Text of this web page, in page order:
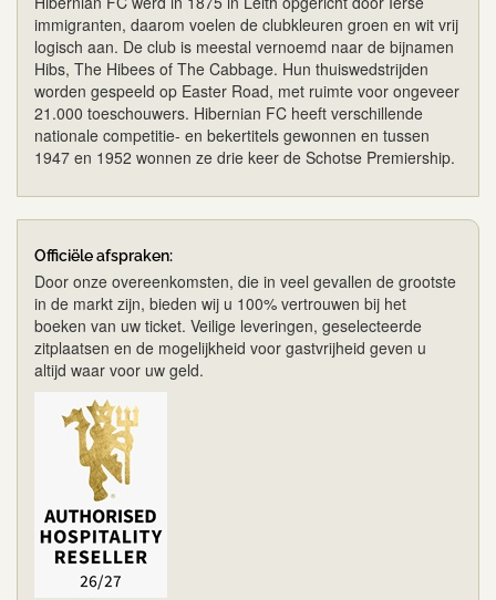
immigranten, daarom voelen de clubkleuren groen en wit vrij
logisch aan. De club is meestal vernoemd naar de bijnamen
Hibs, The Hibees of The Cabbage. Hun thuiswedstrijden
worden gespeeld op Easter Road, met ruimte voor ongeveer
21.000 toeschouwers. Hibernian FC heeft verschillende
nationale competitie- en bekertitels gewonnen en tussen
1947 en 1952 wonnen ze drie keer de Schotse Premiership.
Officiële afspraken:
Door onze overeenkomsten, die in veel gevallen de grootste
in de markt zijn, bieden wij u 100% vertrouwen bij het
boeken van uw ticket. Veilige leveringen, geselecteerde
zitplaatsen en de mogelijkheid voor gastvrijheid geven u
altijd waar voor uw geld.